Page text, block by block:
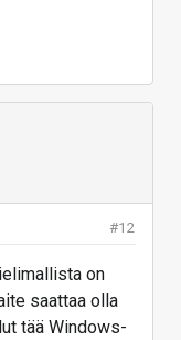
#12
on
saattaa olla
tää Windows-